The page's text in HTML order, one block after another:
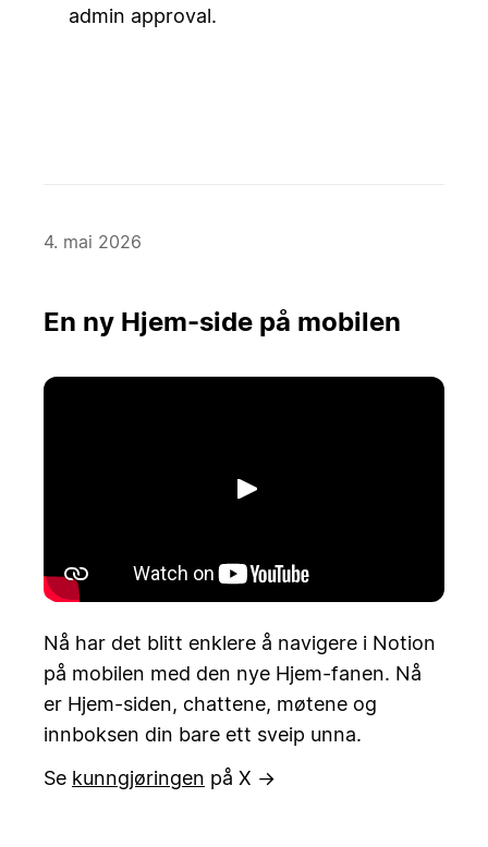
admin approval.
4. mai 2026
En ny Hjem-side på mobilen
Spill av
Nå har det blitt enklere å navigere i Notion
på mobilen med den nye Hjem-fanen. Nå
er Hjem-siden, chattene, møtene og
innboksen din bare ett sveip unna.
Se kunngjøringen på X →